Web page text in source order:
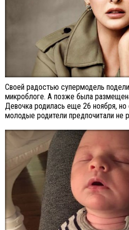
Своей радостью супермодель
микроблоге. А позже была
Девочка родилась еще 26 ноября,
молодые родители предпочитали не